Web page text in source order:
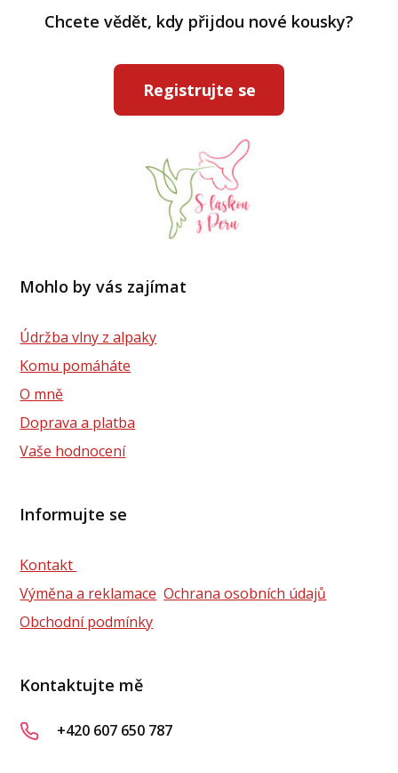
Chcete vědět, kdy přijdou nové kousky?
Registrujte se
Mohlo by vás zajímat
Údržba vlny z alpaky
Komu pomáháte
O mně
Doprava a platba
Vaše hodnocení
Informujte se
Kontakt
Výměna a reklamace Ochrana osobních údajů
Obchodní podmínky
Kontaktujte mě
+420 607 650 787